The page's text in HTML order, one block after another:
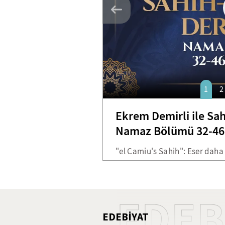
Ekrem Demirli ile
Namaz Bölümü 32-
"el Camiu's Sahih": Eser
göre hadis belirleyerek on
toplayabilmiştir. Kendi tabiri
abdesti almış ve Efendimizin
1 2
EDEBİYAT